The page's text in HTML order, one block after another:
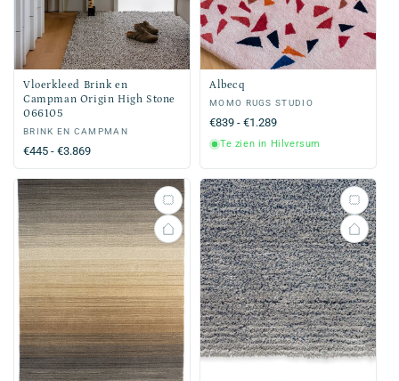
Vloerkleed Brink en
Campman Origin High Stone
066105
Verkoper:
BRINK EN CAMPMAN
Normale
prijs
€445 - €3.869
Albecq
Verkoper:
MOMO RUGS STUDIO
Normale
prijs
€839 - €1.289
Te zien in Hilversum